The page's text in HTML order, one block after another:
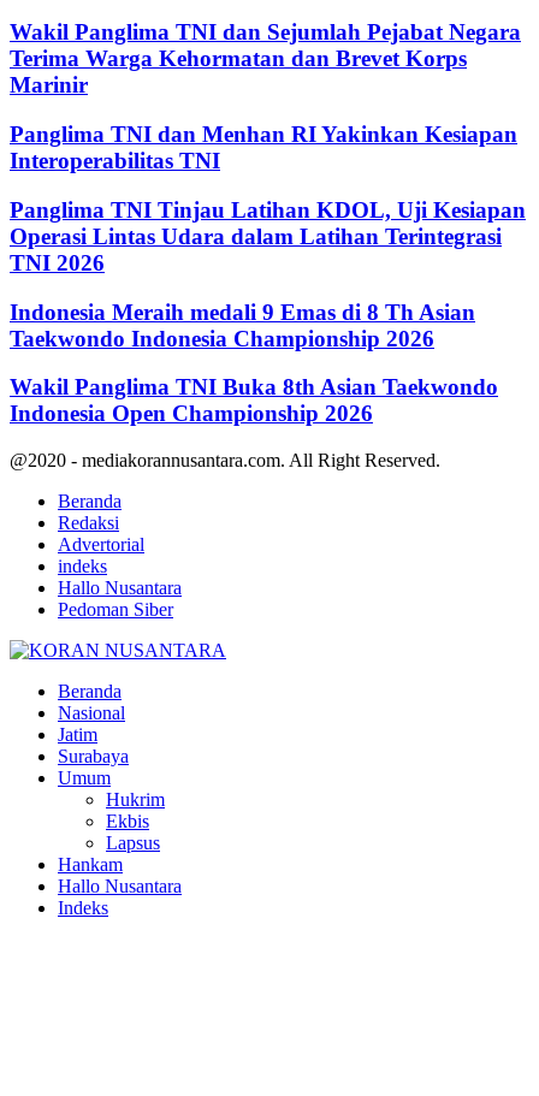
Wakil Panglima TNI dan Sejumlah Pejabat Negara
Terima Warga Kehormatan dan Brevet Korps
Marinir
Panglima TNI dan Menhan RI Yakinkan Kesiapan
Interoperabilitas TNI
Panglima TNI Tinjau Latihan KDOL, Uji Kesiapan
Operasi Lintas Udara dalam Latihan Terintegrasi
TNI 2026
Indonesia Meraih medali 9 Emas di 8 Th Asian
Taekwondo Indonesia Championship 2026
Wakil Panglima TNI Buka 8th Asian Taekwondo
Indonesia Open Championship 2026
@2020 - mediakorannusantara.com. All Right Reserved.
Beranda
Redaksi
Advertorial
indeks
Hallo Nusantara
Pedoman Siber
Beranda
Nasional
Jatim
Surabaya
Umum
Hukrim
Ekbis
Lapsus
Hankam
Hallo Nusantara
Indeks